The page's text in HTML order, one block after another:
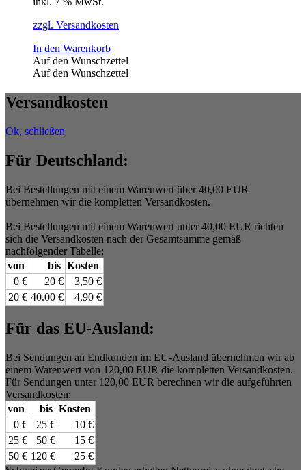
zzgl. Versandkosten
In den Warenkorb
Auf den Wunschzettel
Auf den Wunschzettel
Versandkosten
Ok, schließen
Für Deutschland:
Bei Bestellungen mit einem Warenwert über 40,00 EUR
übernehmen wir die kompletten Versandkosten.
Bei Bestellungen mit einem Warenwert unter 40,00 EUR richten
sich die Versandkosten nach der Gesamtsumme gemäß
nachfolgender Tabelle:
von
bis Kosten
0 €
20 €
3,50 €
20 € 40.00 € 4,90 €
Für das EU-Ausland:
Bei Sendungen an Endkunden im EU-Ausland übernehmen wir ab
einem Warenwert von 120,00 EUR die kompletten Versandkosten.
Für Sendungen unter 120,00 EUR berechnen wir die aufgeführten
Versandkosten:
von
bis Kosten
0 €
25 €
10 €
25 €
50 €
15 €
50 € 120 €
25 €